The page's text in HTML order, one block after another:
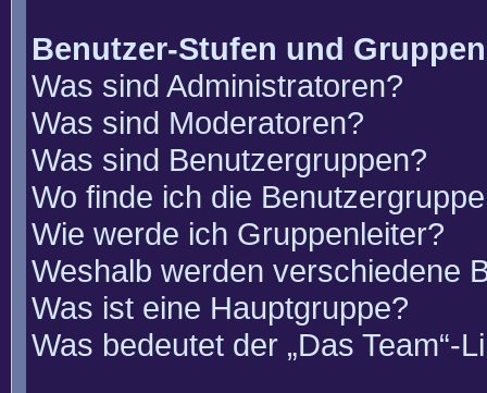
Benutzer-Stufen und Gruppen
Was sind Administratoren?
Was sind Moderatoren?
Was sind Benutzergruppen?
Wo finde ich die
Wie werde ich Gruppenleiter?
Weshalb werden verschiedene
Was ist eine Hauptgruppe?
Was bedeutet der „Das Team“-